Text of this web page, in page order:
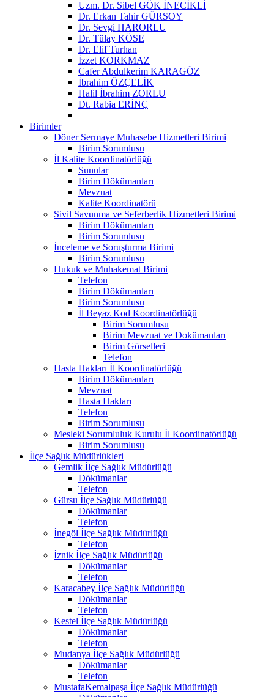
Uzm. Dr. Sibel GÖK İNECİKLİ
Dr. Erkan Tahir GÜRSOY
Dr. Sevgi HARORLU
Dr. Tülay KÖSE
Dr. Elif Turhan
İzzet KORKMAZ
Cafer Abdulkerim KARAGÖZ
İbrahim ÖZÇELİK
Halil İbrahim ZORLU
Dt. Rabia ERİNÇ
Birimler
Döner Sermaye Muhasebe Hizmetleri Birimi
Birim Sorumlusu
İl Kalite Koordinatörlüğü
Sunular
Birim Dökümanları
Mevzuat
Kalite Koordinatörü
Sivil Savunma ve Seferberlik Hizmetleri Birimi
Birim Dökümanları
Birim Sorumlusu
İnceleme ve Soruşturma Birimi
Birim Sorumlusu
Hukuk ve Muhakemat Birimi
Telefon
Birim Dökümanları
Birim Sorumlusu
İl Beyaz Kod Koordinatörlüğü
Birim Sorumlusu
Birim Mevzuat ve Dokümanları
Birim Görselleri
Telefon
Hasta Hakları İl Koordinatörlüğü
Birim Dökümanları
Mevzuat
Hasta Hakları
Telefon
Birim Sorumlusu
Mesleki Sorumluluk Kurulu İl Koordinatörlüğü
Birim Sorumlusu
İlçe Sağlık Müdürlükleri
Gemlik İlçe Sağlık Müdürlüğü
Dökümanlar
Telefon
Gürsu İlçe Sağlık Müdürlüğü
Dökümanlar
Telefon
İnegöl İlçe Sağlık Müdürlüğü
Telefon
İznik İlçe Sağlık Müdürlüğü
Dökümanlar
Telefon
Karacabey İlçe Sağlık Müdürlüğü
Dökümanlar
Telefon
Kestel İlçe Sağlık Müdürlüğü
Dökümanlar
Telefon
Mudanya İlçe Sağlık Müdürlüğü
Dökümanlar
Telefon
MustafaKemalpaşa İlçe Sağlık Müdürlüğü